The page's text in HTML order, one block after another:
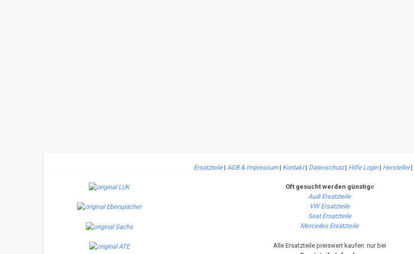
Ersatzteile| AGB & Impressum| Kontakt| Datenschutz| Hilfe Login| Hersteller|
Oft gesucht werden günstige
Audi Ersatzteile
VW Ersatzteile
Seat Ersatzteile
Mercedes Ersatzteile
Alle Ersatzteile preiswert kaufen: nur bei